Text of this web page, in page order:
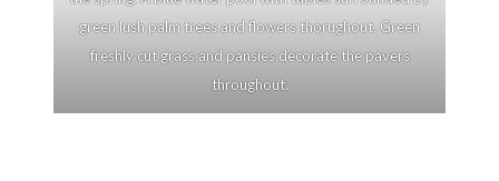
green lush palm trees and flowers thorughout. Green
freshly cut grass and pansies decorate the pavers
throughout.